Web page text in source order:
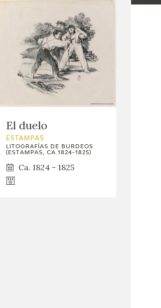
El duelo
ESTAMPAS
LITOGRAFÍAS DE BURDEOS
(ESTAMPAS, CA.1824-1825)
Ca. 1824 - 1825